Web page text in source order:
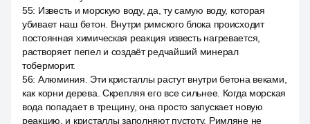
55: Известь и морскую воду, да, ту самую воду, которая
убивает наш бетон. Внутри римского блока происходит
постоянная химическая реакция известь нагревается,
растворяет пепел и создаёт редчайший минерал
тоберморит.
56: Алюминия. Эти кристаллы растут внутри бетона веками,
как корни дерева. Скрепляя его все сильнее. Когда морская
вода попадает в трещину, она просто запускает новую
реакцию, и кристаллы заполняют пустоту. Римляне не